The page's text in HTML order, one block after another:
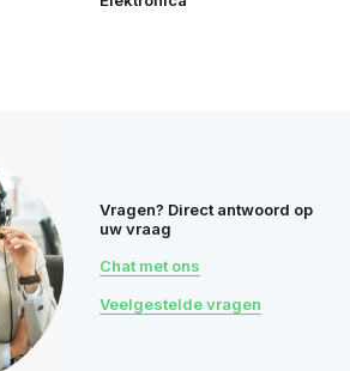
Vragen? Direct antwoord op
uw vraag
Chat met ons
Veelgestelde vragen